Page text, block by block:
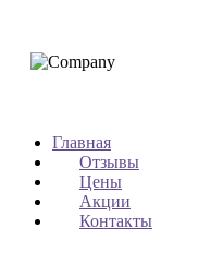
Главная
Отзывы
Цены
Акции
Контакты